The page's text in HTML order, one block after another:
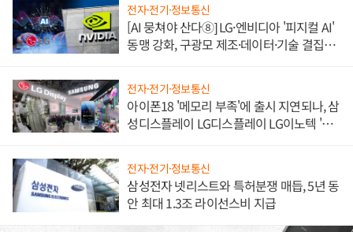
전자·전기·정보통신
[AI 뭉쳐야 산다⑧] LG·엔비디아 '피지컬 AI'
동맹 강화, 구광모 제조·데이터·기술 결집
전자·전기·정보통신
아이폰18 '메모리 부족'에 출시 지연되나, 삼
성디스플레이 LG디스플레이 LG이노텍 '탈
전자·전기·정보통신
삼성전자 넷리스트와 특허분쟁 매듭, 5년 동
안 최대 1.3조 라이선스비 지급